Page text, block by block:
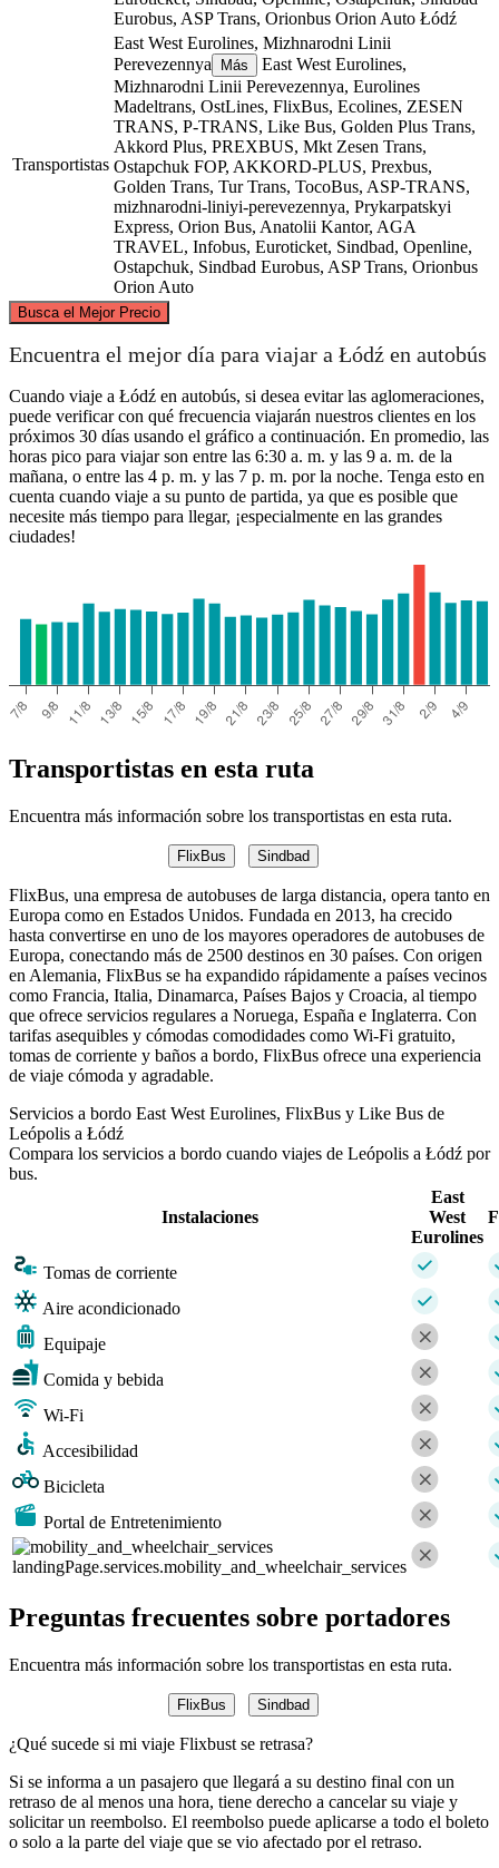
Eurobus, ASP Trans, Orionbus Orion Auto Łódź
Transportistas
East West Eurolines, Mizhnarodni Linii
Perevezennya
Más
East West Eurolines,
Mizhnarodni Linii Perevezennya, Eurolines
Madeltrans, OstLines, FlixBus, Ecolines, ZESEN
TRANS, P-TRANS, Like Bus, Golden Plus Trans,
Akkord Plus, PREXBUS, Mkt Zesen Trans,
Ostapchuk FOP, AKKORD-PLUS, Prexbus,
Golden Trans, Tur Trans, TocoBus, ASP-TRANS,
mizhnarodni-liniyi-perevezennya, Prykarpatskyi
Express, Orion Bus, Anatolii Kantor, AGA
TRAVEL, Infobus, Euroticket, Sindbad, Openline,
Ostapchuk, Sindbad Eurobus, ASP Trans, Orionbus
Orion Auto
Busca el Mejor Precio
Lviv
Encuentra el mejor día para viajar a Łódź en autobús
Cuando viaje a Łódź en autobús, si desea evitar las aglomeraciones,
puede verificar con qué frecuencia viajarán nuestros clientes en los
próximos 30 días usando el gráfico a continuación. En promedio, las
horas pico para viajar son entre las 6:30 a. m. y las 9 a. m. de la
mañana, o entre las 4 p. m. y las 7 p. m. por la noche. Tenga esto en
cuenta cuando viaje a su punto de partida, ya que es posible que
necesite más tiempo para llegar, ¡especialmente en las grandes
ciudades!
Transportistas en esta ruta
Encuentra más información sobre los transportistas en esta ruta.
FlixBus Sindbad
FlixBus, una empresa de autobuses de larga distancia, opera tanto en
Europa como en Estados Unidos. Fundada en 2013, ha crecido
hasta convertirse en uno de los mayores operadores de autobuses de
Europa, conectando más de 2500 destinos en 30 países. Con origen
en Alemania, FlixBus se ha expandido rápidamente a países vecinos
como Francia, Italia, Dinamarca, Países Bajos y Croacia, al tiempo
que ofrece servicios regulares a Noruega, España e Inglaterra. Con
tarifas asequibles y cómodas comodidades como Wi-Fi gratuito,
tomas de corriente y baños a bordo, FlixBus ofrece una experiencia
de viaje cómoda y agradable.
Servicios a bordo East West Eurolines, FlixBus y Like Bus de
Leópolis a Łódź
Compara los servicios a bordo cuando viajes de Leópolis a Łódź por
bus.
Instalaciones
East
West
Eurolines
Tomas de corriente
Aire acondicionado
Equipaje
Comida y bebida
Wi-Fi
Accesibilidad
Bicicleta
Portal de Entretenimiento
landingPage.services.mobility_and_wheelchair_services
Preguntas frecuentes sobre portadores
Encuentra más información sobre los transportistas en esta ruta.
FlixBus Sindbad
¿Qué sucede si mi viaje Flixbust se retrasa?
Si se informa a un pasajero que llegará a su destino final con un
retraso de al menos una hora, tiene derecho a cancelar su viaje y
solicitar un reembolso. El reembolso puede aplicarse a todo el boleto
o solo a la parte del viaje que se vio afectado por el retraso.